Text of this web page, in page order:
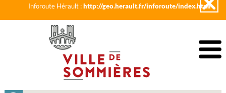
Inforoute Hérault :http://geo.herault.fr/inforoute/index.html